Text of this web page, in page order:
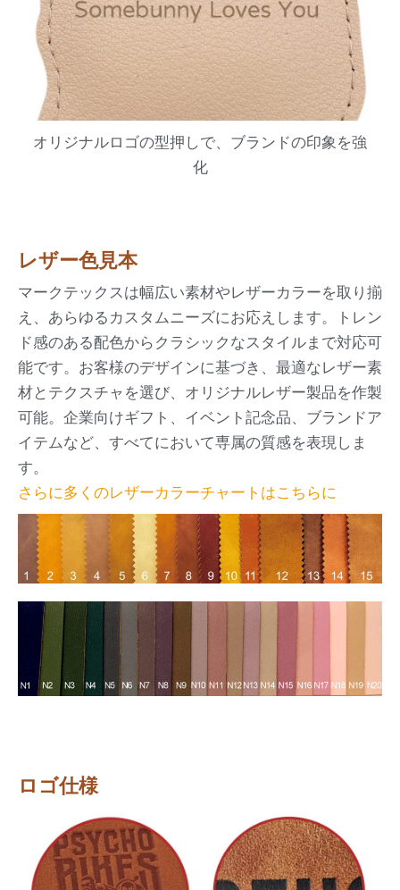
オリジナルロゴの型押しで、ブランドの印象を強
化
レザー色見本
マークテックスは幅広い素材やレザーカラーを取り揃
え、あらゆるカスタムニーズにお応えします。トレン
ド感のある配色からクラシックなスタイルまで対応可
能です。お客様のデザインに基づき、最適なレザー素
材とテクスチャを選び、オリジナルレザー製品を作製
可能。企業向けギフト、イベント記念品、ブランドア
イテムなど、すべてにおいて専属の質感を表現しま
す。
さらに多くのレザーカラーチャートはこちらに
ロゴ仕様